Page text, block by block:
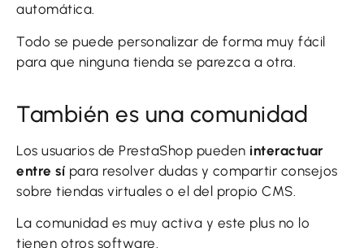
automática.
Todo se puede personalizar de forma muy fácil
para que ninguna tienda se parezca a otra.
También es una comunidad
Los usuarios de PrestaShop pueden interactuar
entre sí para resolver dudas y compartir consejos
sobre tiendas virtuales o el del propio CMS.
La comunidad es muy activa y este plus no lo
tienen otros software.